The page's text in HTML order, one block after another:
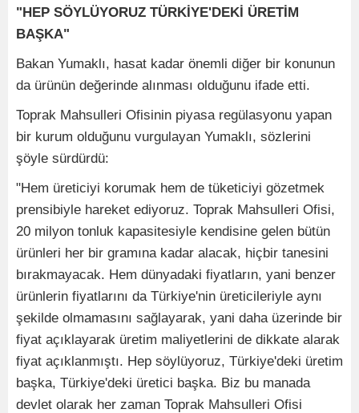
"HEP SÖYLÜYORUZ TÜRKİYE'DEKİ ÜRETİM
BAŞKA"
Bakan Yumaklı, hasat kadar önemli diğer bir konunun
da ürünün değerinde alınması olduğunu ifade etti.
Toprak Mahsulleri Ofisinin piyasa regülasyonu yapan
bir kurum olduğunu vurgulayan Yumaklı, sözlerini
şöyle sürdürdü:
"Hem üreticiyi korumak hem de tüketiciyi gözetmek
prensibiyle hareket ediyoruz. Toprak Mahsulleri Ofisi,
20 milyon tonluk kapasitesiyle kendisine gelen bütün
ürünleri her bir gramına kadar alacak, hiçbir tanesini
bırakmayacak. Hem dünyadaki fiyatların, yani benzer
ürünlerin fiyatlarını da Türkiye'nin üreticileriyle aynı
şekilde olmamasını sağlayarak, yani daha üzerinde bir
fiyat açıklayarak üretim maliyetlerini de dikkate alarak
fiyat açıklanmıştı. Hep söylüyoruz, Türkiye'deki üretim
başka, Türkiye'deki üretici başka. Biz bu manada
devlet olarak her zaman Toprak Mahsulleri Ofisi